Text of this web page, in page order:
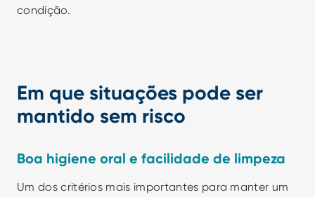
condição.
Em que situações pode ser
mantido sem risco
Boa higiene oral e facilidade de limpeza
Um dos critérios mais importantes para manter um